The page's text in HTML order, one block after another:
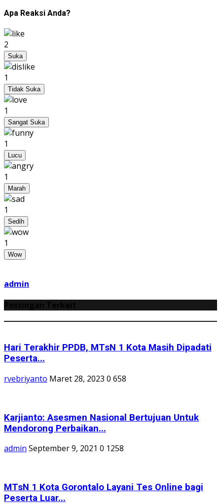
Apa Reaksi Anda?
2
Suka
1
Tidak Suka
1
Sangat Suka
1
Lucu
1
Marah
1
Sedih
1
Wow
admin
Hari Terakhir PPDB, MTsN 1 Kota Masih Dipadati
Peserta...
rvebriyanto Maret 28, 2023 0 658
Karjianto: Asesmen Nasional Bertujuan Untuk
Mendorong Perbaikan...
admin September 9, 2021 0 1258
MTsN 1 Kota Gorontalo Layani Tes Online bagi
Peserta Luar...